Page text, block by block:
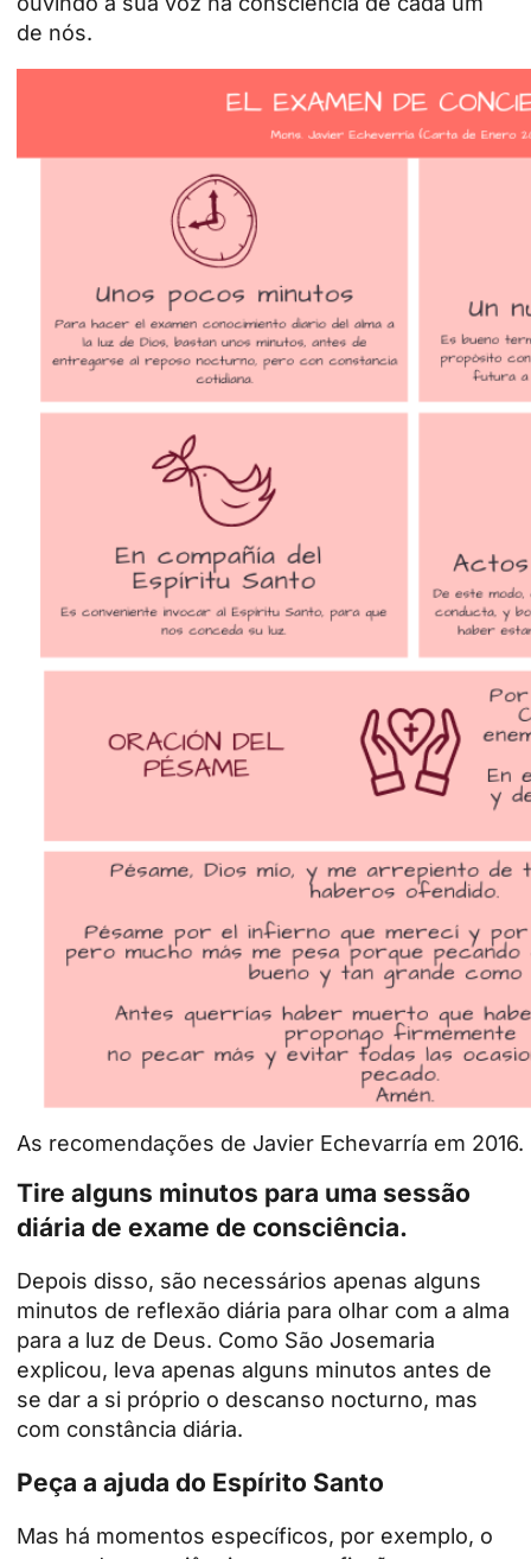
de nós.
As recomendações de Javier Echevarría em 2016.
Tire alguns minutos para uma sessão
diária de exame de consciência.
Depois disso, são necessários apenas alguns
minutos de reflexão diária para olhar com a alma
para a luz de Deus. Como São Josemaria
explicou, leva apenas alguns minutos antes de
se dar a si próprio o descanso nocturno, mas
com constância diária.
Peça a ajuda do Espírito Santo
Mas há momentos específicos, por exemplo, o